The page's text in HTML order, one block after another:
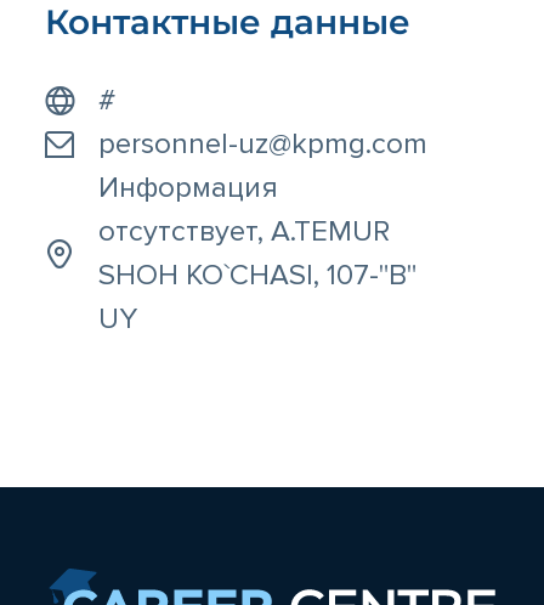
Контактные данные
#
personnel-uz@kpmg.com
Информация
отсутствует, A.TEMUR
SHOH KO`CHASI, 107-"B"
UY